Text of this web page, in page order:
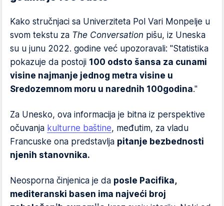
Kako stručnjaci sa Univerziteta Pol Vari Monpelje u
svom tekstu za The Conversation pišu, iz Uneska
su u junu 2022. godine već upozoravali: "Statistika
pokazuje da postoji 100 odsto šansa za cunami
visine najmanje jednog metra visine u
Sredozemnom moru u narednih 100godina."
Za Unesko, ova informacija je bitna iz perspektive
očuvanja kulturne baštine, međutim, za vladu
Francuske ona predstavlja pitanje bezbednosti
njenih stanovnika.
Neosporna činjenica je da posle Pacifika,
mediteranski basen ima najveći broj